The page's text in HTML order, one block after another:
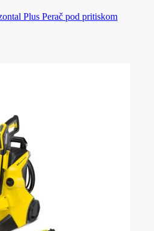
Plus Perač pod pritiskom